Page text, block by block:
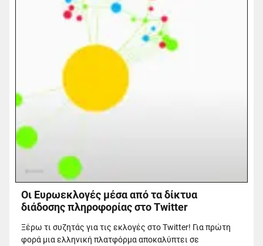
Οι Ευρωεκλογές μέσα από τα δίκτυα
διάδοσης πληροφορίας στο Twitter
Ξέρω τι συζητάς για τις εκλογές στο Twitter! Για πρώτη
φορά μια ελληνική πλατφόρμα αποκαλύπτει σε